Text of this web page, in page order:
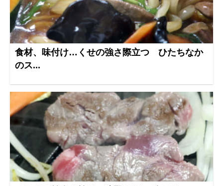
食材、味付け…くせの強さ際立つ ひたちなか
のス...